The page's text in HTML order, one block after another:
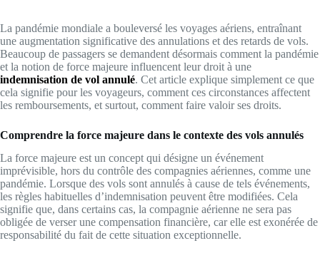
La pandémie mondiale a bouleversé les voyages aériens, entraînant
une augmentation significative des annulations et des retards de vols.
Beaucoup de passagers se demandent désormais comment la pandémie
et la notion de force majeure influencent leur droit à une
indemnisation de vol annulé. Cet article explique simplement ce que
cela signifie pour les voyageurs, comment ces circonstances affectent
les remboursements, et surtout, comment faire valoir ses droits.
Comprendre la force majeure dans le contexte des vols annulés
La force majeure est un concept qui désigne un événement
imprévisible, hors du contrôle des compagnies aériennes, comme une
pandémie. Lorsque des vols sont annulés à cause de tels événements,
les règles habituelles d’indemnisation peuvent être modifiées. Cela
signifie que, dans certains cas, la compagnie aérienne ne sera pas
obligée de verser une compensation financière, car elle est exonérée de
responsabilité du fait de cette situation exceptionnelle.